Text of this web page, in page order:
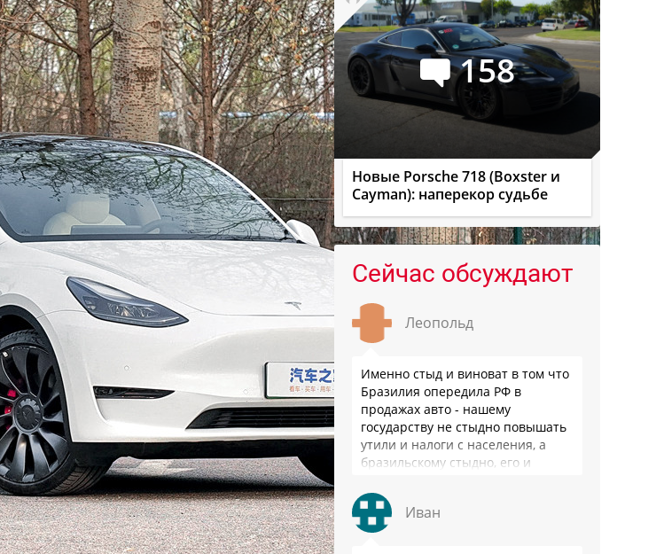
158
Новые Porsche 718 (Boxster и
Cayman): наперекор судьбе
Сейчас обсуждают
Леопольд
Именно стыд и виноват в том что
Бразилия опередила РФ в
продажах авто - нашему
государству не стыдно повышать
утили и налоги с населения, а
бразильскому стыдно, его и
Иван